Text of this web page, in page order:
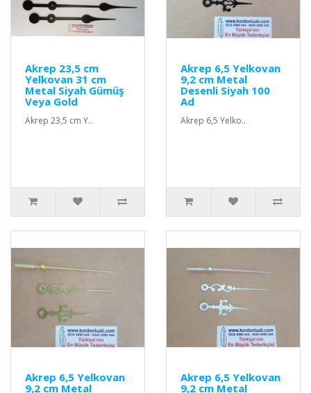
Akrep 23,5 cm
Yelkovan 31 cm
Metal Siyah Gümüş
Veya Gold
Akrep 23,5 cm Y..
Akrep 6,5 Yelkovan
9,2 cm Metal
Desenli Siyah 100
Ad
Akrep 6,5 Yelko..
Akrep 6,5 Yelkovan
9,2 cm Metal
Akrep 6,5 Yelkovan
9,2 cm Metal